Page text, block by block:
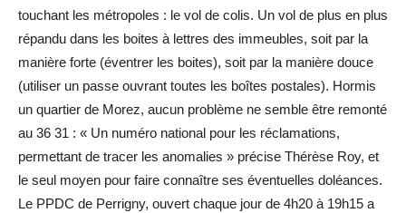
touchant les métropoles : le vol de colis. Un vol de plus en plus
répandu dans les boites à lettres des immeubles, soit par la
manière forte (éventrer les boites), soit par la manière douce
(utiliser un passe ouvrant toutes les boîtes postales). Hormis
un quartier de Morez, aucun problème ne semble être remonté
au 36 31 : « Un numéro national pour les réclamations,
permettant de tracer les anomalies » précise Thérèse Roy, et
le seul moyen pour faire connaître ses éventuelles doléances.
Le PPDC de Perrigny, ouvert chaque jour de 4h20 à 19h15 a